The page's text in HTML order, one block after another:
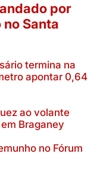
por
Santa
termina na
apontar 0,64
ao volante
Braganey
no Fórum